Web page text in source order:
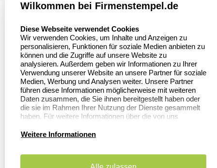
Asterlager Straße 97
47228 Duisburg
Deutschland
Über uns
Bewerten Sie uns
Sitemap
Stempel in
Deutschland
Informationen
Dateivorgaben
FAQ
Kundenservice
Zahlung & Versand
Wilkommen bei Firmenstempel.de
Diese Webseite verwendet Cookies
Wir verwenden Cookies, um Inhalte und Anzeigen zu
personalisieren, Funktionen für soziale Medien anbieten zu
können und die Zugriffe auf unsere Website zu
analysieren. Außerdem geben wir Informationen zu Ihrer
Verwendung unserer Website an unsere Partner für soziale
Medien, Werbung und Analysen weiter. Unsere Partner
führen diese Informationen möglicherweise mit weiteren
Daten zusammen, die Sie ihnen bereitgestellt haben oder
die sie im Rahmen Ihrer Nutzung der Dienste gesammelt
haben. Für weitere Informationen über die von uns
Datenschutzerklärung.
Weitere Informationen